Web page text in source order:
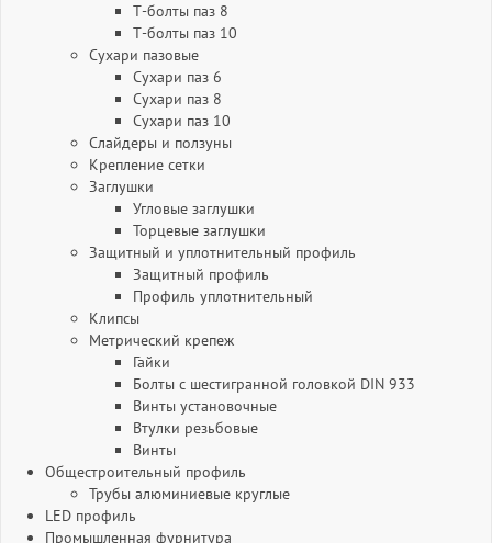
Т-болты паз 8
Т-болты паз 10
Сухари пазовые
Сухари паз 6
Сухари паз 8
Сухари паз 10
Слайдеры и ползуны
Крепление сетки
Заглушки
Угловые заглушки
Торцевые заглушки
Защитный и уплотнительный профиль
Защитный профиль
Профиль уплотнительный
Клипсы
Метрический крепеж
Гайки
Болты с шестигранной головкой DIN 933
Винты установочные
Втулки резьбовые
Винты
Общестроительный профиль
Трубы алюминиевые круглые
LED профиль
Промышленная фурнитура